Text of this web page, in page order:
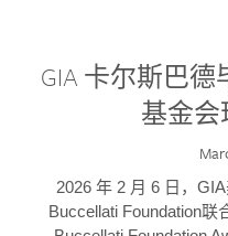
GIA 卡尔斯巴
基金
2026 年 2 月 6 日，
Buccellati Foundation联